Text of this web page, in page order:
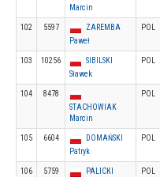
Marcin
102 5597
ZAREMBA
Paweł
POL
103 10256
SIBILSKI
Sławek
POL
104
8478
STACHOWIAK
Marcin
POL
105 6604
DOMAŃSKI
Patryk
POL
106 5759
PALICKI
POL